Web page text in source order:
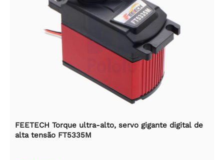
FEETECH Torque ultra-alto, servo gigante digital de
alta tensão FT5335M